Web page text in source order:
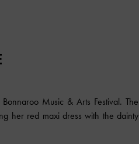
Music & Arts Festival. The
her red maxi dress with the dainty